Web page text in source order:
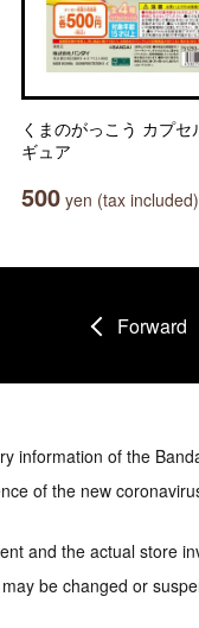
くまのがっこう カプセ
ギュア
500 yen (tax included)
Forward
information of the
of the new
and the actual store
be changed or